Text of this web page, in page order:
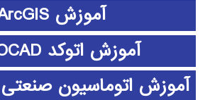
آموزش ArcGIS
آموزش اتوکد AUTOCAD